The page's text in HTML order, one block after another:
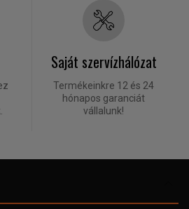
Saját szervízhálózat
Termékeinkre 12 és 24
hónapos garanciát
vállalunk!